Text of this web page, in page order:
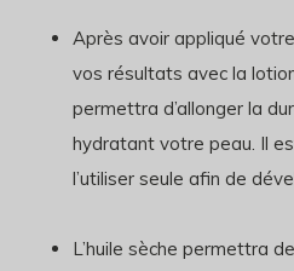
Après avoir appliqué
vos résultats avec la
permettra d’allonger la
hydratant votre peau. Il
l’utiliser seule afin de
L’huile sèche permettra